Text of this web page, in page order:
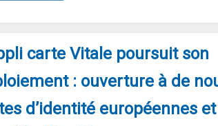
carte Vitale poursuit son
: ouverture à de
d’identité européennes